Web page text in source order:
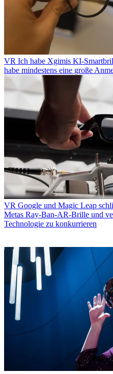
VR Ich habe Xgimis KI-
habe mindestens eine große
VR Google und Magic Leap
Metas Ray-Ban-AR-Brille und
Technologie zu konkurrieren